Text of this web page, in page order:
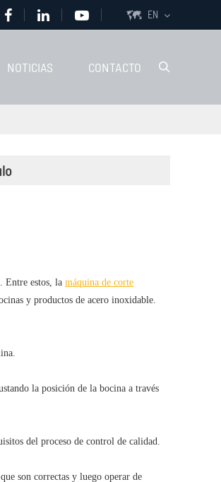
 EN

NOTICIAS CONTACTO
Entre estos, la máquina de corte
y productos de acero inoxidable.
la posición de la bocina a través
del proceso de control de calidad.
son correctas y luego operar de